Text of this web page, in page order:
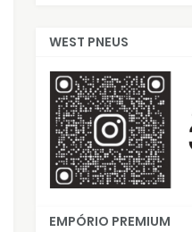
WEST PNEUS
EMPÓRIO PREMIUM